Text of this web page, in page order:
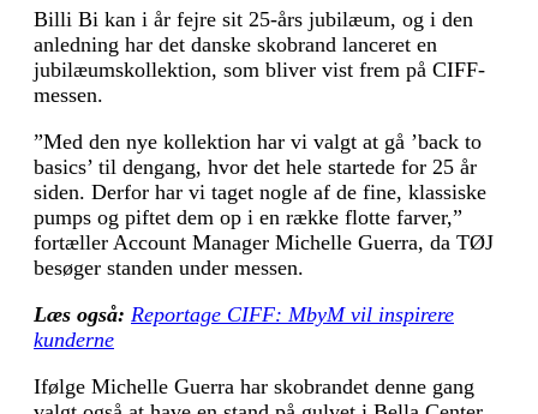
Billi Bi kan i år fejre sit 25-års jubilæum, og i den
anledning har det danske skobrand lanceret en
jubilæumskollektion, som bliver vist frem på CIFF-
messen.
”Med den nye kollektion har vi valgt at gå ’back to
basics’ til dengang, hvor det hele startede for 25 år
siden. Derfor har vi taget nogle af de fine, klassiske
pumps og piftet dem op i en række flotte farver,”
fortæller Account Manager Michelle Guerra, da TØJ
besøger standen under messen.
Læs også: Reportage CIFF: MbyM vil inspirere
kunderne
Ifølge Michelle Guerra har skobrandet denne gang